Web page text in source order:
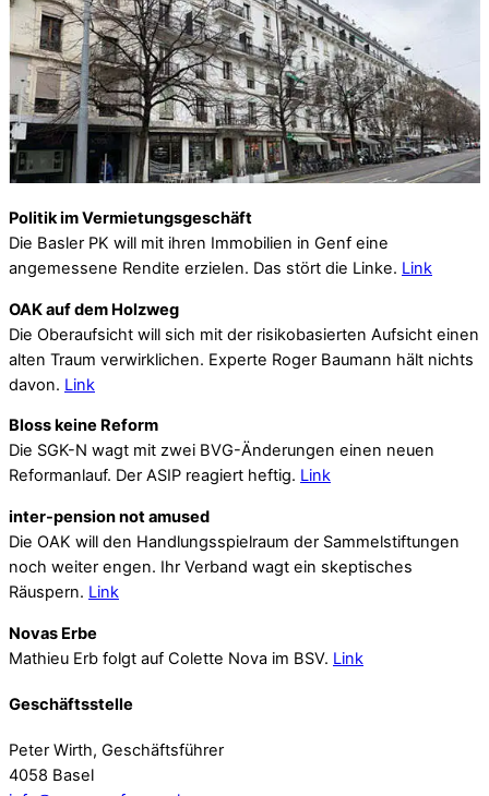
Politik im Vermietungsgeschäft
Die Basler PK will mit ihren Immobilien in Genf eine
angemessene Rendite erzielen. Das stört die Linke. Link
OAK auf dem Holzweg
Die Oberaufsicht will sich mit der risikobasierten Aufsicht einen
alten Traum verwirklichen. Experte Roger Baumann hält nichts
davon. Link
Bloss keine Reform
Die SGK-N wagt mit zwei BVG-Änderungen einen neuen
Reformanlauf. Der ASIP reagiert heftig. Link
inter-pension not amused
Die OAK will den Handlungsspielraum der Sammelstiftungen
noch weiter engen. Ihr Verband wagt ein skeptisches
Räuspern. Link
Novas Erbe
Mathieu Erb folgt auf Colette Nova im BSV. Link
Geschäftsstelle
Peter Wirth, Geschäftsführer
4058 Basel